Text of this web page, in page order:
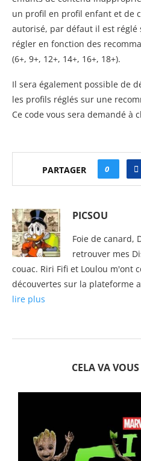
un profil en profil enfant et de
autorisé, par défaut il est réglé
régler en fonction des
(6+, 9+, 12+, 14+, 16+, 18+).
Il sera également possible de
les profils réglés sur une
Ce code vous sera demandé à
PARTAGER 0
PICSOU
Foie de canard,
retrouver mes
couac. Riri Fifi et Loulou m'ont
découvertes sur la plateforme
lire plus
CELA VA